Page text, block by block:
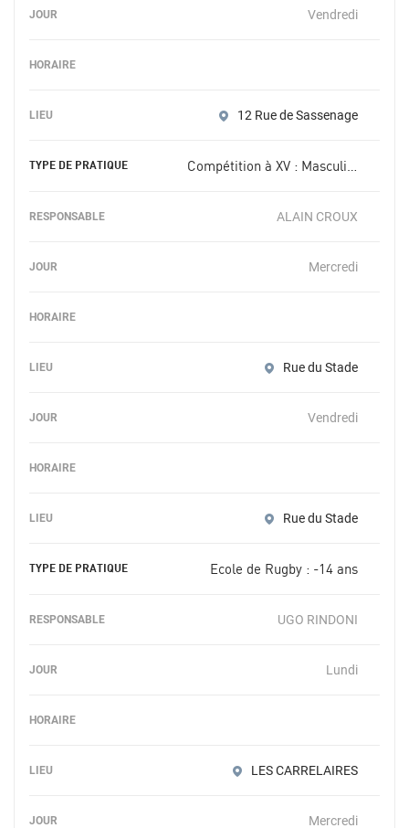
Vendredi
12 Rue de Sassenage
Compétition à XV : Masculin -16 ans
ALAIN CROUX
Mercredi
Rue du Stade
Vendredi
Rue du Stade
Ecole de Rugby : -14 ans
UGO RINDONI
Lundi
LES CARRELAIRES
Mercredi